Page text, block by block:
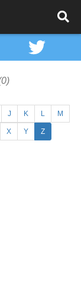
J K L M
X Y Z